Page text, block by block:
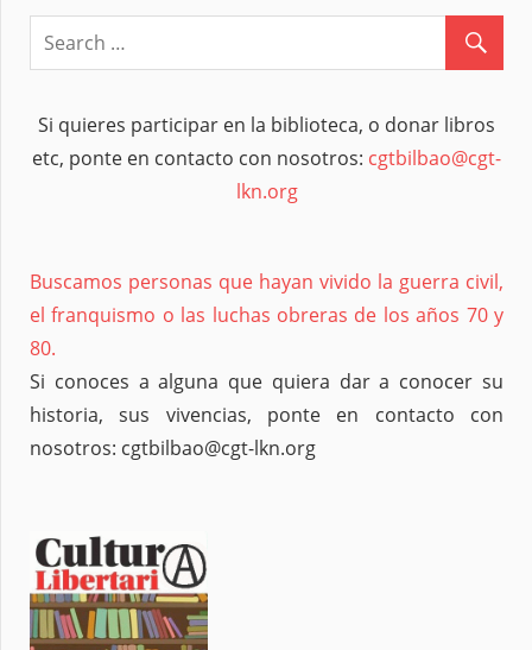
Si quieres participar en la biblioteca, o donar libros
etc, ponte en contacto con nosotros: cgtbilbao@cgt-
lkn.org
Buscamos personas que hayan vivido la guerra civil,
el franquismo o las luchas obreras de los años 70 y
80.
Si conoces a alguna que quiera dar a conocer su
historia, sus vivencias, ponte en contacto con
nosotros: cgtbilbao@cgt-lkn.org